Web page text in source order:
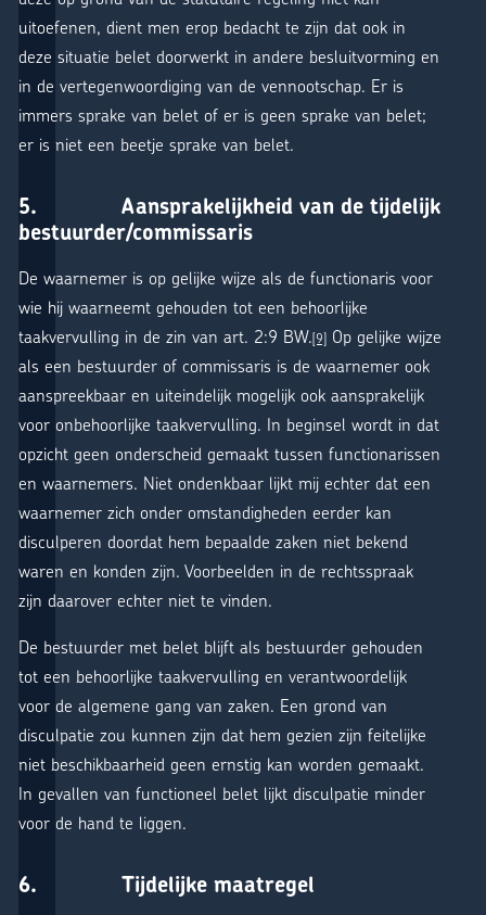
uitoefenen, dient men erop bedacht te zijn dat ook in
deze situatie belet doorwerkt in andere besluitvorming en
in de vertegenwoordiging van de vennootschap. Er is
immers sprake van belet of er is geen sprake van belet;
er is niet een beetje sprake van belet.
5. Aansprakelijkheid van de tijdelijk
bestuurder/commissaris
De waarnemer is op gelijke wijze als de functionaris voor
wie hij waarneemt gehouden tot een behoorlijke
taakvervulling in de zin van art. 2:9 BW.[9] Op gelijke wijze
als een bestuurder of commissaris is de waarnemer ook
aanspreekbaar en uiteindelijk mogelijk ook aansprakelijk
voor onbehoorlijke taakvervulling. In beginsel wordt in dat
opzicht geen onderscheid gemaakt tussen functionarissen
en waarnemers. Niet ondenkbaar lijkt mij echter dat een
waarnemer zich onder omstandigheden eerder kan
disculperen doordat hem bepaalde zaken niet bekend
waren en konden zijn. Voorbeelden in de rechtsspraak
zijn daarover echter niet te vinden.
De bestuurder met belet blijft als bestuurder gehouden
tot een behoorlijke taakvervulling en verantwoordelijk
voor de algemene gang van zaken. Een grond van
disculpatie zou kunnen zijn dat hem gezien zijn feitelijke
niet beschikbaarheid geen ernstig kan worden gemaakt.
In gevallen van functioneel belet lijkt disculpatie minder
voor de hand te liggen.
6. Tijdelijke maatregel